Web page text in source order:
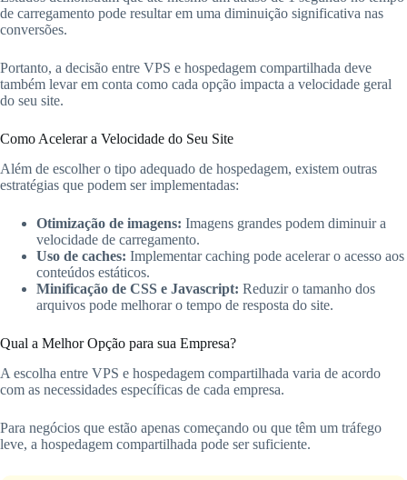
de carregamento pode resultar em uma diminuição significativa nas
conversões.
Portanto, a decisão entre VPS e hospedagem compartilhada deve
também levar em conta como cada opção impacta a velocidade geral
do seu site.
Como Acelerar a Velocidade do Seu Site
Além de escolher o tipo adequado de hospedagem, existem outras
estratégias que podem ser implementadas:
Otimização de imagens: Imagens grandes podem diminuir a
velocidade de carregamento.
Uso de caches: Implementar caching pode acelerar o acesso aos
conteúdos estáticos.
Minificação de CSS e Javascript: Reduzir o tamanho dos
arquivos pode melhorar o tempo de resposta do site.
Qual a Melhor Opção para sua Empresa?
A escolha entre VPS e hospedagem compartilhada varia de acordo
com as necessidades específicas de cada empresa.
Para negócios que estão apenas começando ou que têm um tráfego
leve, a hospedagem compartilhada pode ser suficiente.